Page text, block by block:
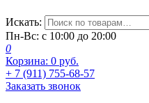
Искать:
Пн-Вс: с 10:00 до 20:00
0
Корзина: 0 руб.
+ 7 (911) 755-68-57
Заказать звонок